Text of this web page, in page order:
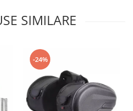
SIMILARE
-24%